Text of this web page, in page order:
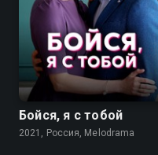
6.0
Бойся, я с тобой
2021, Россия, Melodrama